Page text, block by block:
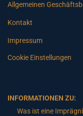
Allgemeinen
Kontakt
Impressum
Cookie Einstellungen
INFORMATIONEN ZU:
Was ist eine